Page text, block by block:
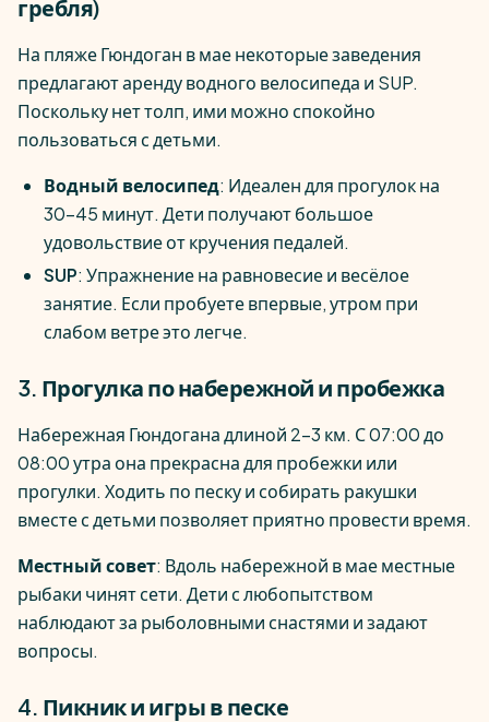
гребля)
На пляже Гюндоган в мае некоторые заведения
предлагают аренду водного велосипеда и SUP.
Поскольку нет толп, ими можно спокойно
пользоваться с детьми.
Водный велосипед: Идеален для прогулок на
30–45 минут. Дети получают большое
удовольствие от кручения педалей.
SUP: Упражнение на равновесие и весёлое
занятие. Если пробуете впервые, утром при
слабом ветре это легче.
3. Прогулка по набережной и пробежка
Набережная Гюндогана длиной 2–3 км. С 07:00 до
08:00 утра она прекрасна для пробежки или
прогулки. Ходить по песку и собирать ракушки
вместе с детьми позволяет приятно провести время.
Местный совет: Вдоль набережной в мае местные
рыбаки чинят сети. Дети с любопытством
наблюдают за рыболовными снастями и задают
вопросы.
4. Пикник и игры в песке